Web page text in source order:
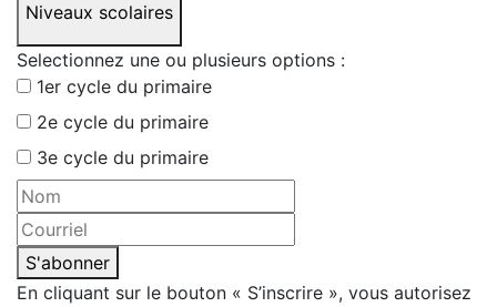
Niveaux scolaires
Selectionnez une ou plusieurs options :
1er cycle du primaire
2e cycle du primaire
3e cycle du primaire
S'abonner
En cliquant sur le bouton « S’inscrire », vous autorisez